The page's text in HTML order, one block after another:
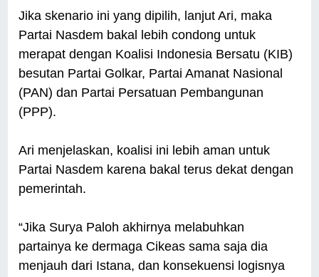
Jika skenario ini yang dipilih, lanjut Ari, maka
Partai Nasdem bakal lebih condong untuk
merapat dengan Koalisi Indonesia Bersatu (KIB)
besutan Partai Golkar, Partai Amanat Nasional
(PAN) dan Partai Persatuan Pembangunan
(PPP).
Ari menjelaskan, koalisi ini lebih aman untuk
Partai Nasdem karena bakal terus dekat dengan
pemerintah.
“Jika Surya Paloh akhirnya melabuhkan
partainya ke dermaga Cikeas sama saja dia
menjauh dari Istana, dan konsekuensi logisnya